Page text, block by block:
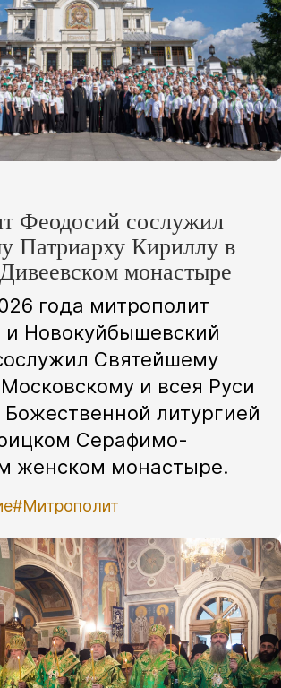
Феодосий сослужил
Патриарху Кириллу в
монастыре
года митрополит
Новокуйбышевский
Святейшему
и всея Руси
Божественной литургией
Серафимо-
женском монастыре.
#Митрополит